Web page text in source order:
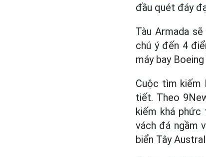
đầu quét đáy
Tàu Armada
chú ý đến 4
máy bay
Cuộc tìm kiếm
tiết. Theo
kiếm khá phức
vách đá ngầm
biển Tây